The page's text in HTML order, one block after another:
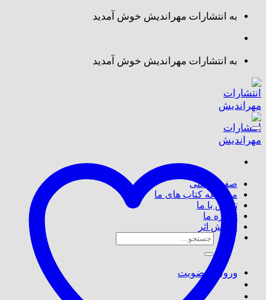
Skip
content
به انتشارات مهراندیش خوش آمدید
به انتشارات مهراندیش خوش آمدید
صفحه اصلی
مجموعه کتاب های ما
تماس با ما
درباره ما
پذیرش اثر
جستجو
برای:
ورود / عضویت